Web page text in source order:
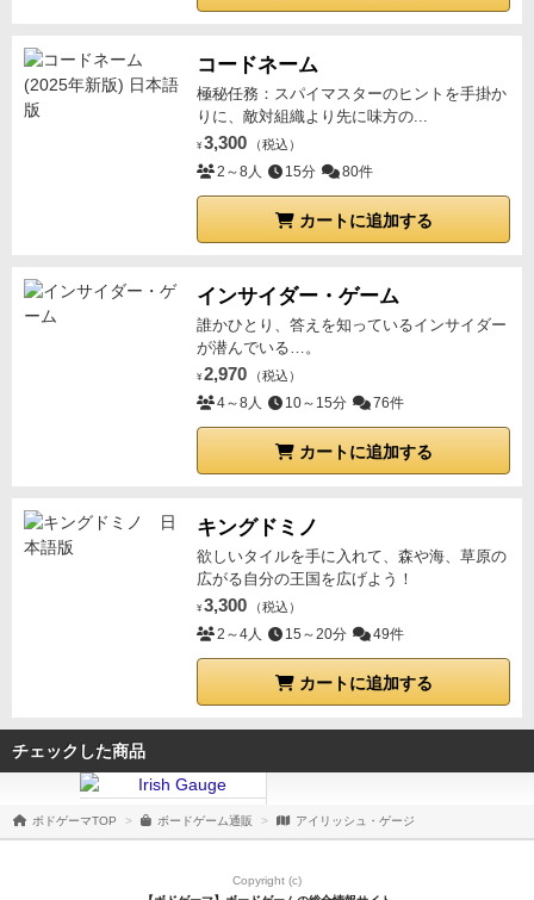
コードネーム
極秘任務：スパイマスターのヒントを手掛か
りに、敵対組織より先に味方の...
¥ 3,300 （税込）
2～8人 15分 80件
カートに追加する
インサイダー・ゲーム
誰かひとり、答えを知っているインサイダー
が潜んでいる…。
¥ 2,970 （税込）
4～8人 10～15分 76件
カートに追加する
キングドミノ
欲しいタイルを手に入れて、森や海、草原の
広がる自分の王国を広げよう！
¥ 3,300 （税込）
2～4人 15～20分 49件
カートに追加する
チェックした商品
ボドゲーマTOP ボードゲーム通販 アイリッシュ・ゲージ
Copyright (c)